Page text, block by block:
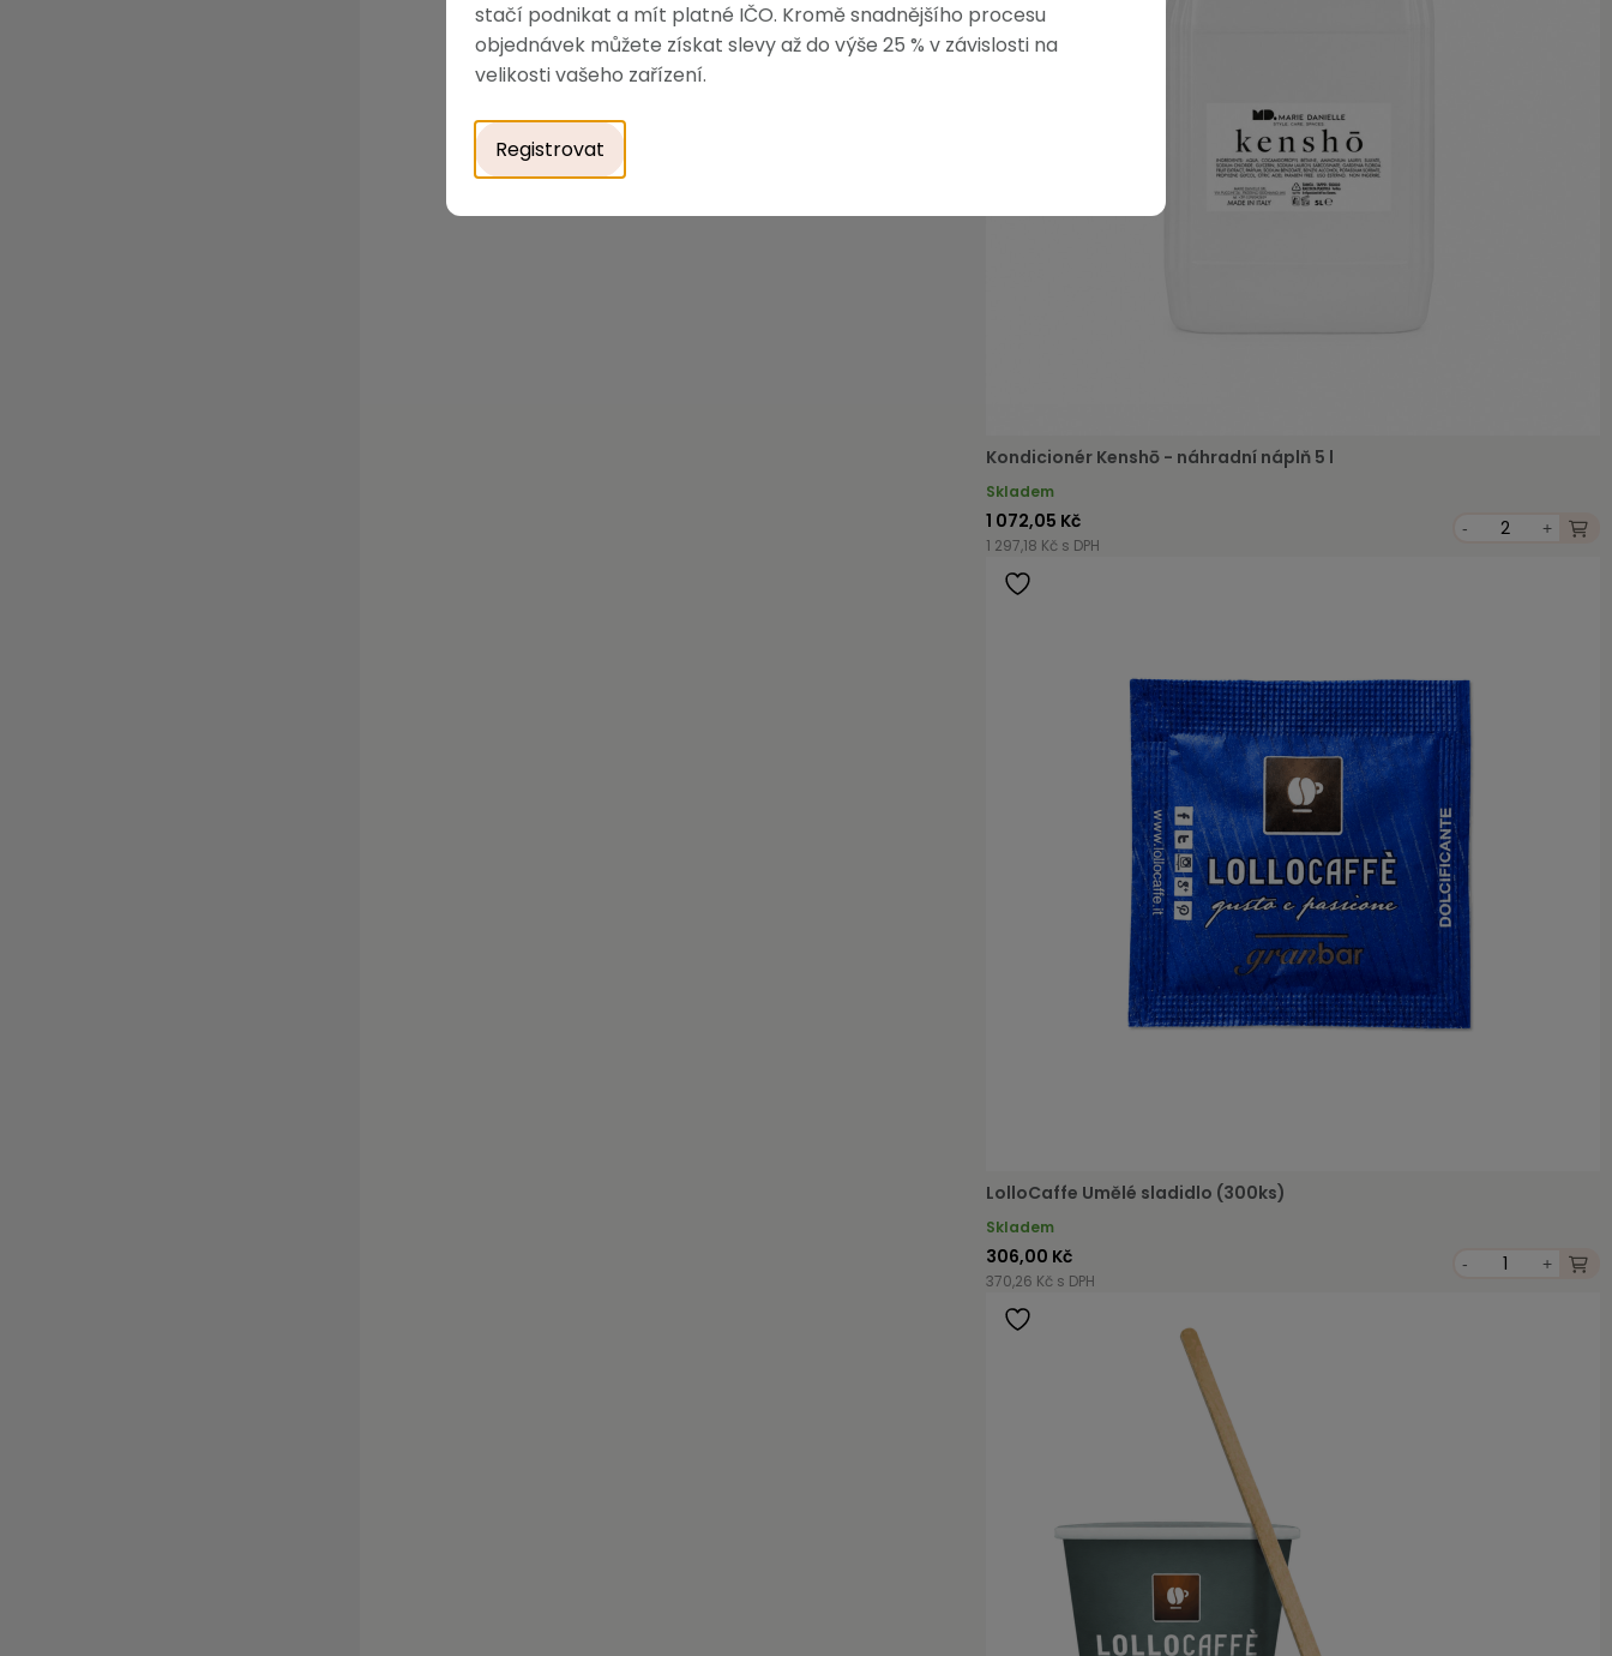
Kondicionér Kenshō - náhradní náplň 5 l
Skladem
1 072,05 Kč
1 297,18 Kč s DPH
- +
LolloCaffe Umělé sladidlo (300ks)
Skladem
306,00 Kč
370,26 Kč s DPH
- +
stačí podnikat a mít platné IČO. Kromě snadnějšího procesu
objednávek můžete získat slevy až do výše 25 % v závislosti na
velikosti vašeho zařízení.
Registrovat